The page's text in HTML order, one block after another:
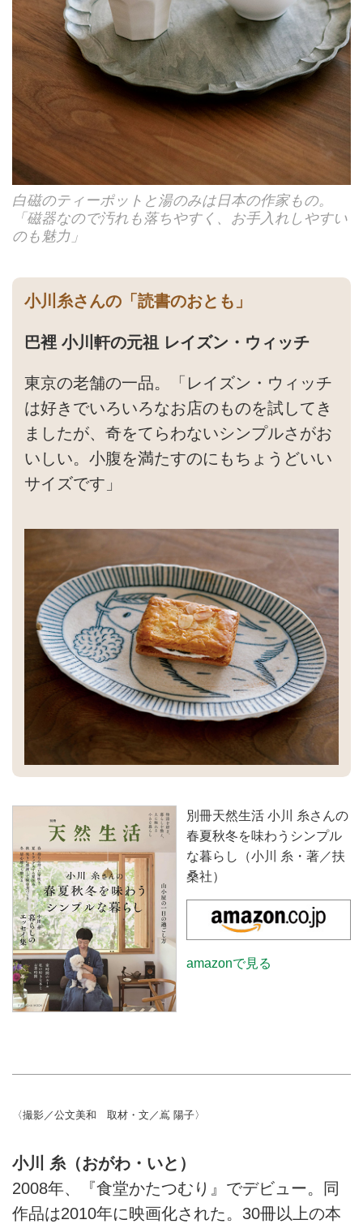
白磁のティーポットと湯のみは日本の作家もの。
「磁器なので汚れも落ちやすく、お手入れしやすい
のも魅力」
小川糸さんの「読書のおとも」
巴裡 小川軒の元祖 レイズン・ウィッチ
東京の老舗の一品。「レイズン・ウィッチ
は好きでいろいろなお店のものを試してき
ましたが、奇をてらわないシンプルさがお
いしい。小腹を満たすのにもちょうどいい
サイズです」
別冊天然生活 小川 糸さんの
春夏秋冬を味わうシンプル
な暮らし（小川 糸・著／扶
桑社）
amazonで見る
〈撮影／公文美和 取材・文／嶌 陽子〉
小川 糸（おがわ・いと）
2008年、『食堂かたつむり』でデビュー。同
作品は2010年に映画化された。30冊以上の本